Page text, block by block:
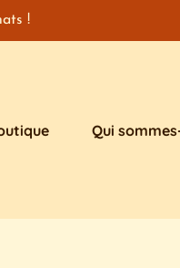
!
Qui